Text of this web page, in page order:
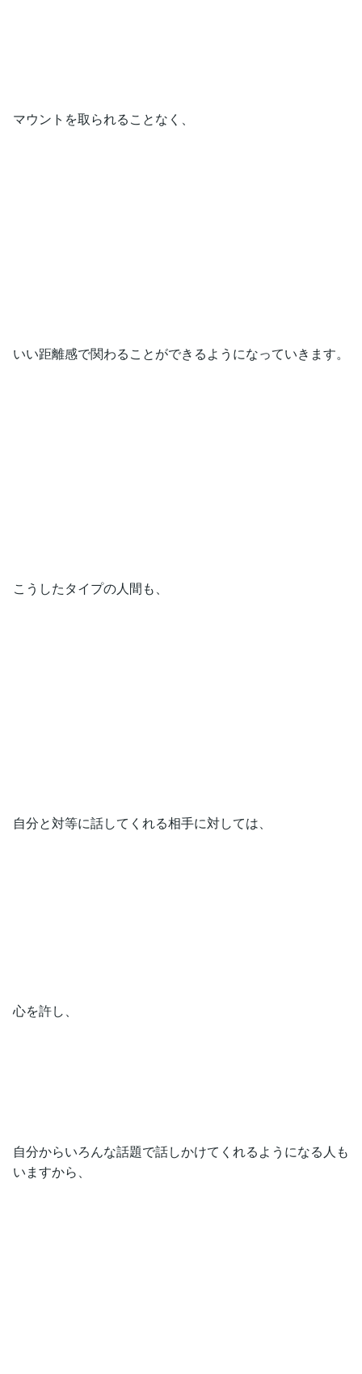
マウントを取られることなく、
いい距離感で関わることができるようになっていきます。
こうしたタイプの人間も、
自分と対等に話してくれる相手に対しては、
心を許し、
自分からいろんな話題で話しかけてくれるようになる人も
いますから、